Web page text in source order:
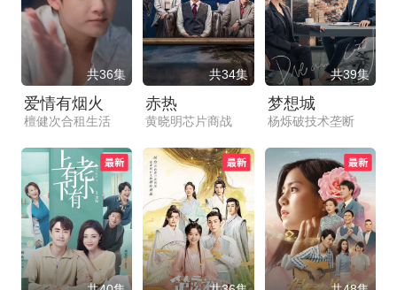
共36集
爱情有烟火
檀健次合租生活
共34集
赤热
黄晓明芯片商战
共39集
梦想城
杨烁破技术垄断